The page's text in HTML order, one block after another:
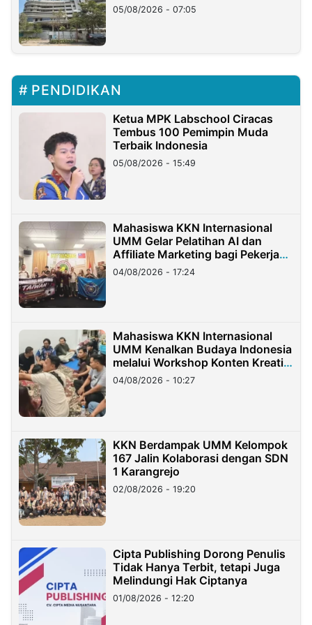
05/08/2026 - 07:05
PENDIDIKAN
Ketua MPK Labschool Ciracas
Tembus 100 Pemimpin Muda
Terbaik Indonesia
05/08/2026 - 15:49
Mahasiswa KKN Internasional
UMM Gelar Pelatihan AI dan
Affiliate Marketing bagi Pekerja
Migran Indonesia di Taiwan
04/08/2026 - 17:24
Mahasiswa KKN Internasional
UMM Kenalkan Budaya Indonesia
melalui Workshop Konten Kreatif
di Taiwan
04/08/2026 - 10:27
KKN Berdampak UMM Kelompok
167 Jalin Kolaborasi dengan SDN
1 Karangrejo
02/08/2026 - 19:20
Cipta Publishing Dorong Penulis
Tidak Hanya Terbit, tetapi Juga
Melindungi Hak Ciptanya
01/08/2026 - 12:20